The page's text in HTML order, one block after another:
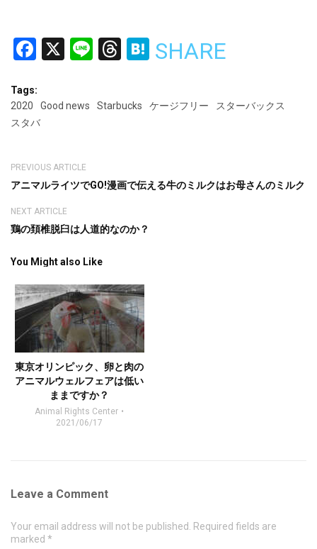
Facebook
X LineThreads
Hatena
SHARE
Tags:
2020
Good news Starbucks ケージフリー
スターバックス
スタバ
PREVIOUS ARTICLE
アニマルライツでGO!漫画で伝える牛のミルクはお母さんのミルク
NEXT ARTICLE
鶏の頚椎脱臼は人道的なのか？
You Might also Like
東京オリンピック、卵と肉の
アニマルウェルフェアは低い
ままですか？
Animal Rights Center
2021/06/17
Leave a Comment
Your email address will not be published. Required fields are
marked *